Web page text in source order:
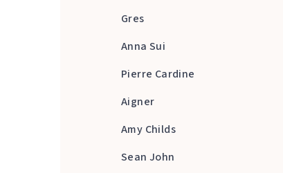
Gres
Anna Sui
Pierre Cardine
Aigner
Amy Childs
Sean John